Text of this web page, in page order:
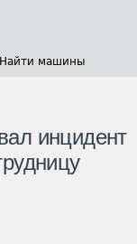
Найти машины
инцидент